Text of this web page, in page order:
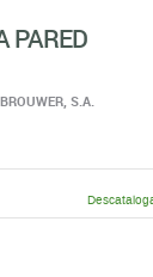
PARED
S.A.